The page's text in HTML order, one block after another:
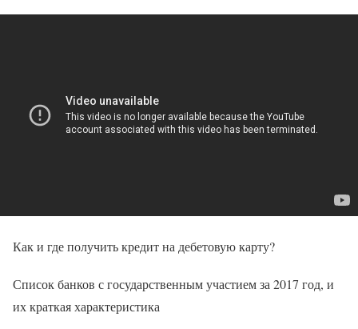
Как и где получить кредит на дебетовую карту?
Список банков с государственным участием за 2017 год, и
их краткая характеристика